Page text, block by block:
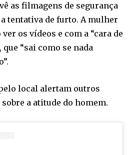
as filmagens de segurança
tentativa de furto. A mulher
os vídeos e com a “cara de
“sai como se nada
local alertam outros
a atitude do homem.